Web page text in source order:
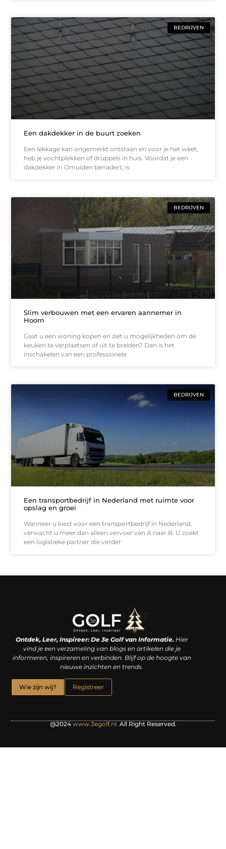
BEDRIJVEN
Een dakdekker in de buurt zoeken
Een lekkage kan ongemerkt ontstaan en voor je het weet,
heb je vochtplekken of druppels in huis. Voordat je een
dakdekker in IJmuiden benadert, is
BEDRIJVEN
Slim verbouwen met een ervaren aannemer in
Hoorn
Gaat u een woning kopen en ziet u mogelijkheden om de
keuken te verplaatsen of uit te breiden? Dan is het
inschakelen van een professionele
BEDRIJVEN
Een transportbedrijf in Nederland met ruimte voor
opslag en groei
Wanneer u kiest voor een transportbedrijf in Nederland,
verwacht u meer dan alleen vervoer van A naar B. U zoekt
een logistieke partner die verder
Ontdek, Leer, Inspireer: De 3e Golf van Informatie.Hier
vind je een verzameling van blogs en artikelen die je
informeren, inspireren en verbinden. Blijf op de hoogte van
nieuwe inzichten en trends.
Wie zijn wij? Registreer
@2024www.3egolf.nl.All Right Reserved.